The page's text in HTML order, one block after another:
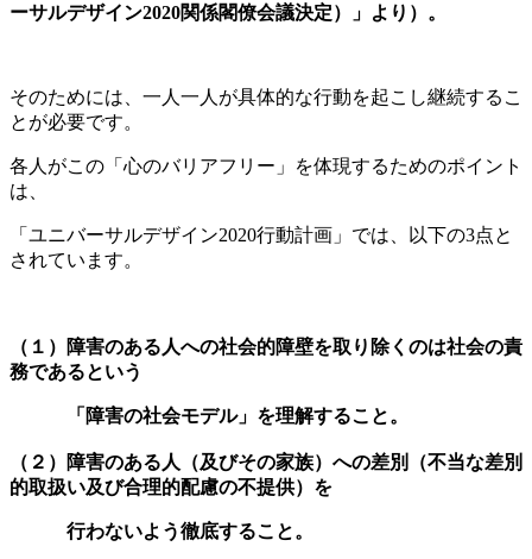
ーサルデザイン2020関係閣僚会議決定）」より）。
そのためには、一人一人が具体的な行動を起こし継続するこ
とが必要です。
各人がこの「心のバリアフリー」を体現するためのポイント
は、
「ユニバーサルデザイン2020行動計画」では、以下の3点と
されています。
（１）障害のある人への社会的障壁を取り除くのは社会の責
務であるという
「障害の社会モデル」を理解すること。
（２）障害のある人（及びその家族）への差別（不当な差別
的取扱い及び合理的配慮の不提供）を
行わないよう徹底すること。